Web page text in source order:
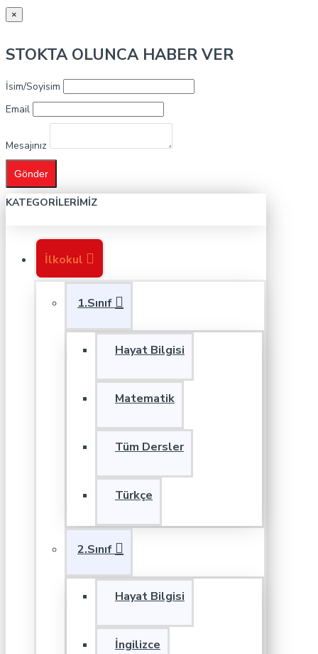
×
STOKTA OLUNCA HABER VER
İsim/Soyisim
Email
Mesajınız
Gönder
KATEGORILERIMIZ
İlkokul
1.Sınıf
Hayat Bilgisi
Matematik
Tüm Dersler
Türkçe
2.Sınıf
Hayat Bilgisi
İngilizce